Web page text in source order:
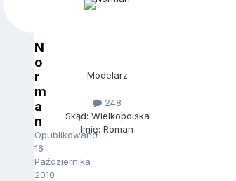
N
o
r
m
a
n
Opublikowano
16
Października
2010
Modelarz
248
Skąd: Wielkopolska
Imię: Roman